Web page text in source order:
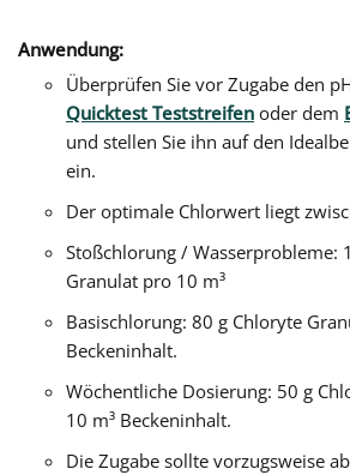
Anwendung:
Überprüfen Sie vor Zugabe den
Quicktest Teststreifen oder dem
und stellen Sie ihn auf den
ein.
Der optimale Chlorwert liegt
Stoßchlorung / Wasserprobleme:
Granulat pro 10 m³
Basischlorung: 80 g Chloryte
Beckeninhalt.
Wöchentliche Dosierung: 50 g
10 m³ Beckeninhalt.
Die Zugabe sollte vorzugsweise